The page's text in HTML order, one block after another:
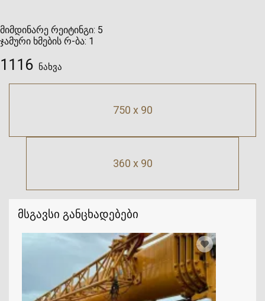
360 x 90
მსგავსი განცხადებები
მიმდინარე რეიტინგი: 5
ჯამური ხმების რ-ბა: 1
1116 ნახვა
750 x 90